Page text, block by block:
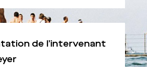
de l’intervenant